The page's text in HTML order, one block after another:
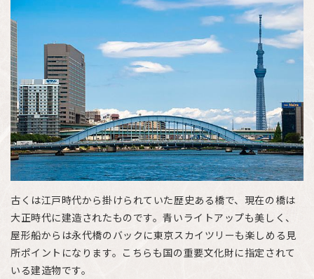
古くは江戸時代から掛けられていた歴史ある橋で、現在の橋は
大正時代に建造されたものです。青いライトアップも美しく、
屋形船からは永代橋のバックに東京スカイツリーも楽しめる見
所ポイントになります。こちらも国の重要文化財に指定されて
いる建造物です。